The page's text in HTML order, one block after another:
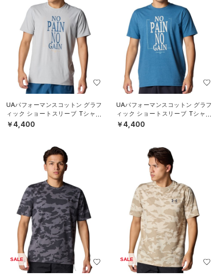
UAパフォーマンスコットン グラフ
ィック ショートスリーブ Tシャツ
（ライフスタイル/MEN）
￥4,400
UAパフォーマンスコットン グラフ
ィック ショートスリーブ Tシャツ
（ライフスタイル/MEN）
￥4,400
SALE SALE